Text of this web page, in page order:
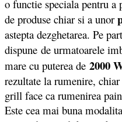
o functie speciala pentru a
de produse chiar si a unor
astepta dezghetarea. Pe
dispune de urmatoarele
mare cu puterea de 2000
rezultate la rumenire,
grill face ca rumenirea
Este cea mai buna